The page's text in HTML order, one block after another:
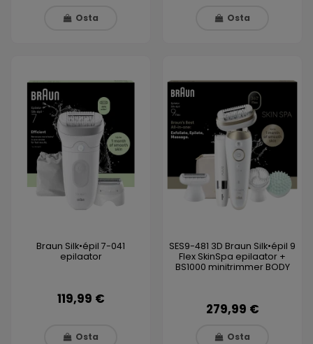
Osta Osta
Braun Silk•épil 7-041
epilaator
119,99 €
Osta
SES9-481 3D Braun Silk•épil 9
Flex SkinSpa epilaator +
BS1000 minitrimmer BODY
279,99 €
Osta